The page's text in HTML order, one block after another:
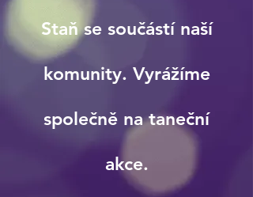
Staň se součástí naší
komunity. Vyrážíme
společně na taneční
akce.